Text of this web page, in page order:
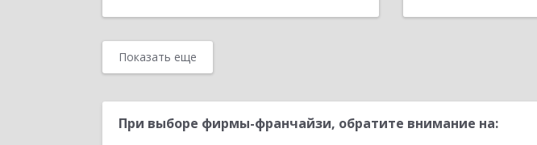
Показать еще
При выборе фирмы-франчайзи, обратите внимание на: